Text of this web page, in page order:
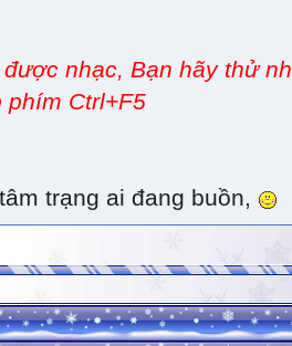
nhạc, Bạn hãy thử
phím Ctrl+F5
trạng ai đang buồn,